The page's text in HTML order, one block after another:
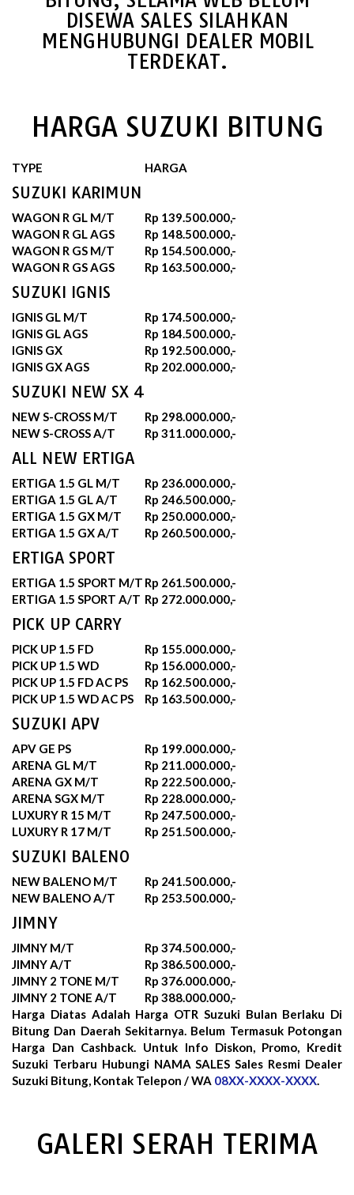
DISEWA SALES SILAHKAN
MENGHUBUNGI DEALER MOBIL
TERDEKAT.
HARGA SUZUKI BITUNG
TYPE HARGA
SUZUKI KARIMUN
WAGON R GL M/T
Rp 139.500.000,-
WAGON R GL AGS
Rp 148.500.000,-
WAGON R GS M/T
Rp 154.500.000,-
WAGON R GS AGS
Rp 163.500.000,-
SUZUKI IGNIS
IGNIS GL M/T
Rp 174.500.000,-
IGNIS GL AGS
Rp 184.500.000,-
IGNIS GX
Rp 192.500.000,-
IGNIS GX AGS
Rp 202.000.000,-
SUZUKI NEW SX 4
NEW S-CROSS M/T
Rp 298.000.000,-
NEW S-CROSS A/T
Rp 311.000.000,-
ALL NEW ERTIGA
ERTIGA 1.5 GL M/T
Rp 236.000.000,-
ERTIGA 1.5 GL A/T
Rp 246.500.000,-
ERTIGA 1.5 GX M/T
Rp 250.000.000,-
ERTIGA 1.5 GX A/T
Rp 260.500.000,-
ERTIGA SPORT
ERTIGA 1.5 SPORT M/T Rp 261.500.000,-
ERTIGA 1.5 SPORT A/T Rp 272.000.000,-
PICK UP CARRY
PICK UP 1.5 FD
Rp 155.000.000,-
PICK UP 1.5 WD
Rp 156.000.000,-
PICK UP 1.5 FD AC PS
Rp 162.500.000,-
PICK UP 1.5 WD AC PS
Rp 163.500.000,-
SUZUKI APV
APV GE PS
Rp 199.000.000,-
ARENA GL M/T
Rp 211.000.000,-
ARENA GX M/T
Rp 222.500.000,-
ARENA SGX M/T
Rp 228.000.000,-
LUXURY R 15 M/T
Rp 247.500.000,-
LUXURY R 17 M/T
Rp 251.500.000,-
SUZUKI BALENO
NEW BALENO M/T
Rp 241.500.000,-
NEW BALENO A/T
Rp 253.500.000,-
JIMNY
JIMNY M/T
Rp 374.500.000,-
JIMNY A/T
Rp 386.500.000,-
JIMNY 2 TONE M/T
Rp 376.000.000,-
JIMNY 2 TONE A/T
Rp 388.000.000,-
Harga Diatas Adalah Harga OTR Suzuki Bulan Berlaku Di
Bitung Dan Daerah Sekitarnya. Belum Termasuk Potongan
Harga Dan Cashback. Untuk Info Diskon, Promo, Kredit
Suzuki Terbaru Hubungi NAMA SALES Sales Resmi Dealer
Suzuki Bitung, Kontak Telepon / WA 08XX-XXXX-XXXX.
GALERI SERAH TERIMA